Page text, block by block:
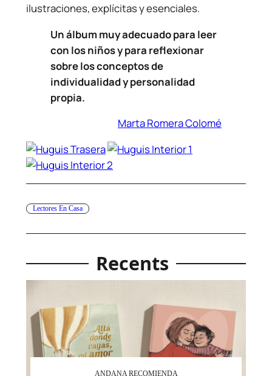
ilustraciones, explícitas y esenciales.
Un álbum muy adecuado para leer
con los niños y para reflexionar
sobre los conceptos de
individualidad y personalidad
propia.
Marta Romera Colomé
Lectores En Casa
Recents
ANDANA RECOMIENDA